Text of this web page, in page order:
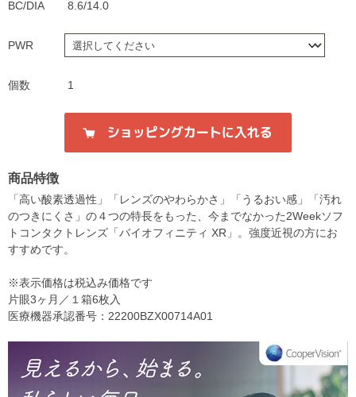
BC/DIA 8.6/14.0
PWR
個数 1
商品特徴
「高い酸素透過性」「レンズのやわらかさ」「うるおい感」「汚れ
のつきにくさ」の４つの特長をもった、今までなかった2Weekソフ
トコンタクトレンズ「バイオフィニティ XR」。強度近視の方にお
すすめです。
※表示価格は税込み価格です
片眼3ヶ月／１箱6枚入
医療機器承認番号：22200BZX00714A01